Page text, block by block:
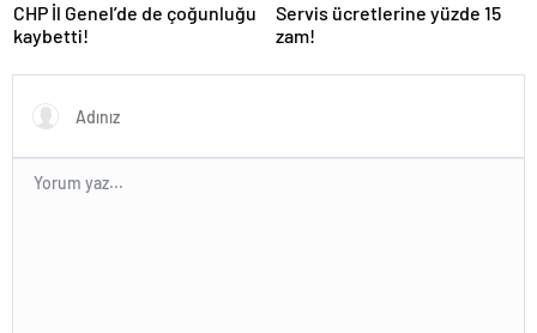
CHP İl Genel’de de çoğunluğu
kaybetti!
Servis ücretlerine yüzde 15
zam!